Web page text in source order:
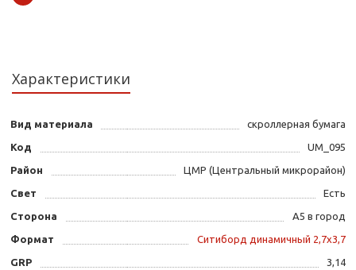
Характеристики
Вид материала скроллерная бумага
Код UM_095
Район ЦМР (Центральный микрорайон)
Свет Есть
Сторона А5 в город
Формат Ситиборд динамичный 2,7х3,7
GRP 3,14